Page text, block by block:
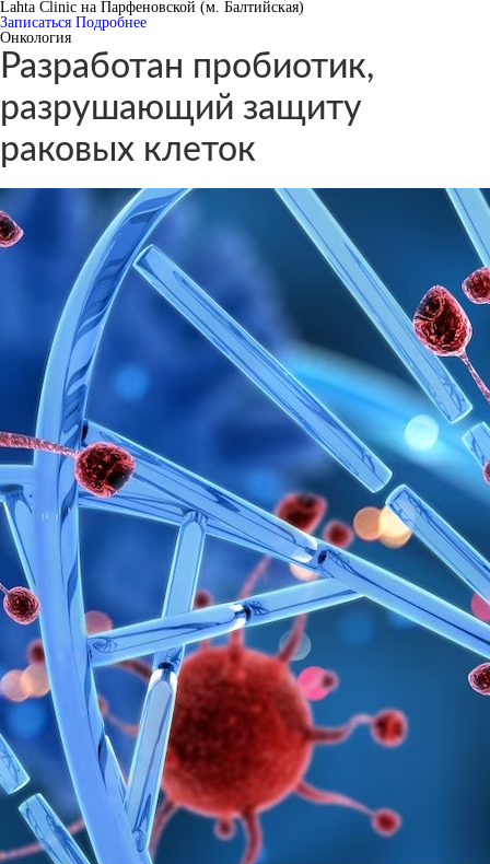
Lahta Clinic на Парфеновской (м. Балтийская)
Записаться Подробнее
Онкология
Разработан пробиотик,
разрушающий защиту
раковых клеток